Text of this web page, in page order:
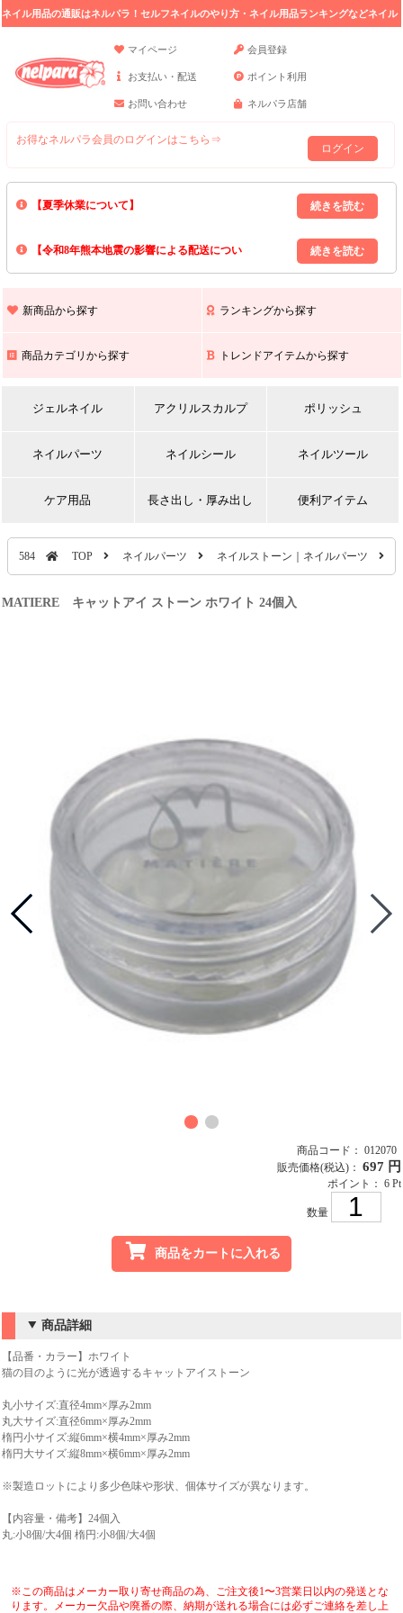
ネイル用品の通販はネルパラ！セルフネイルのやり方・ネイル用品ランキングなどネイル
マイページ
会員登録
お支払い・配送 ポイント利用
お問い合わせ ネルパラ店舗
お得なネルパラ会員のログインはこちら⇒
ログイン
【夏季休業について】
8/13(木)～8/16(日)の間｢出荷業務・お問い合わせ業務｣はお休みいたしま
上記期間中のご注文・お問い合わせは8/17(月)以降の対応となりますので
【令和8年熊本地震の影響による配送につい
また､ 九州全域でお荷物のお届けに遅延が生じております｡
新商品から探す ランキングから探す
商品カテゴリから探す トレンドアイテムから探す
ジェルネイル アクリルスカルプ ポリッシュ
ネイルパーツ ネイルシール ネイルツール
ケア用品 長さ出し・厚み出し 便利アイテム
584 TOP ネイルパーツ ネイルストーン｜ネイルパーツ
MATIERE キャットアイ ストーン ホワイト 24個入
商品コード： 012070
販売価格(税込)： 697 円
ポイント： 6 Pt
数量
商品をカートに入れる
商品詳細
【品番・カラー】ホワイト
猫の目のように光が透過するキャットアイストーン
丸小サイズ:直径4mm×厚み2mm
丸大サイズ:直径6mm×厚み2mm
楕円小サイズ:縦6mm×横4mm×厚み2mm
楕円大サイズ:縦8mm×横6mm×厚み2mm
※製造ロットにより多少色味や形状、個体サイズが異なります。
【内容量・備考】24個入
丸:小8個/大4個 楕円:小8個/大4個
※この商品はメーカー取り寄せ商品の為、ご注文後1〜3営業日以内の発送とな
ります。メーカー欠品や廃番の際、納期が送れる場合には必ずご連絡を差し上